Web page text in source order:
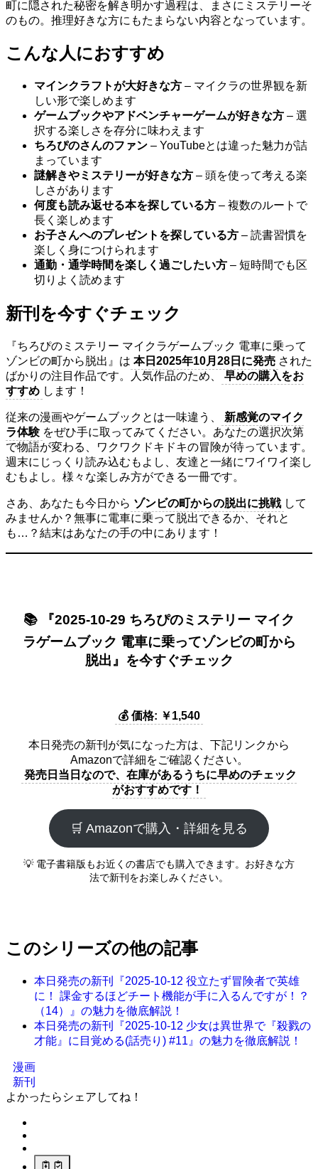
町に隠された秘密を解き明かす過程は、まさにミステリーそ
のもの。推理好きな方にもたまらない内容となっています。
こんな人におすすめ
マインクラフトが大好きな方 – マイクラの世界観を新
しい形で楽しめます
ゲームブックやアドベンチャーゲームが好きな方 – 選
択する楽しさを存分に味わえます
ちろぴのさんのファン – YouTubeとは違った魅力が詰
まっています
謎解きやミステリーが好きな方 – 頭を使って考える楽
しさがあります
何度も読み返せる本を探している方 – 複数のルートで
長く楽しめます
お子さんへのプレゼントを探している方 – 読書習慣を
楽しく身につけられます
通勤・通学時間を楽しく過ごしたい方 – 短時間でも区
切りよく読めます
新刊を今すぐチェック
『ちろぴのミステリー マイクラゲームブック 電車に乗って
ゾンビの町から脱出』は 本日2025年10月28日に発売 された
ばかりの注目作品です。人気作品のため、
早めの購入をお
すすめ します！
従来の漫画やゲームブックとは一味違う、
新感覚のマイク
ラ体験 をぜひ手に取ってみてください。あなたの選択次第
で物語が変わる、ワクワクドキドキの冒険が待っています。
週末にじっくり読み込むもよし、友達と一緒にワイワイ楽し
むもよし。様々な楽しみ方ができる一冊です。
さあ、あなたも今日から ゾンビの町からの脱出に挑戦 して
みませんか？無事に電車に乗って脱出できるか、それと
も…？結末はあなたの手の中にあります！
📚 『2025-10-29 ちろぴのミステリー マイク
ラゲームブック 電車に乗ってゾンビの町から
脱出』を今すぐチェック
💰 価格: ￥1,540
本日発売の新刊が気になった方は、下記リンクから
Amazonで詳細をご確認ください。
発売日当日なので、在庫があるうちに早めのチェック
がおすすめです！
🛒 Amazonで購入・詳細を見る
💡 電子書籍版もお近くの書店でも購入できます。お好きな方
法で新刊をお楽しみください。
このシリーズの他の記事
本日発売の新刊『2025-10-12 役立たず冒険者で英雄
に！ 課金するほどチート機能が手に入るんですが！？
（14）』の魅力を徹底解説！
本日発売の新刊『2025-10-12 少女は異世界で『殺戮の
才能』に目覚める(話売り) #11』の魅力を徹底解説！
漫画
新刊
よかったらシェアしてね！